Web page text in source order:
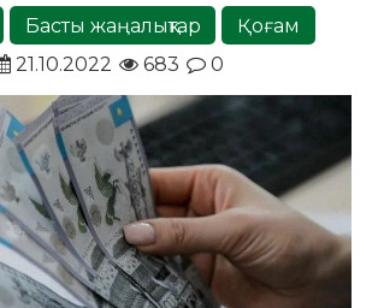
Басты жаңалықтар
Қоғам
21.10.2022
683 0